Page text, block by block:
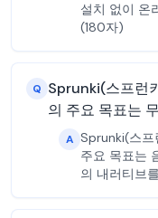
설치 없이 온
(180자)
Q Sprunki(스프런
의 주요 목표는
A Sprunki(스프
주요 목표는
의 내러티브